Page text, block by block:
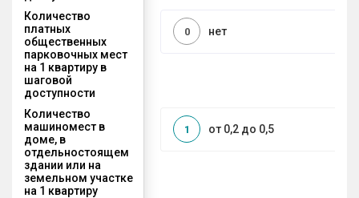
Количество
платных
общественных
парковочных мест
на 1 квартиру в
шаговой
доступности
нет
0
Количество
машиномест в
доме, в
отдельностоящем
здании или на
земельном участке
на 1 квартиру
от 0,2 до 0,5
1